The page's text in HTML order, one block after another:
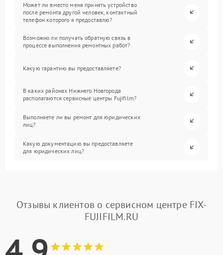
Может ли вместо меня принять устройство
после ремонта другой человек, контактный
телефон которого я предоставлю?
Возможно ли получать обратную связь в
процессе выполнения ремонтных работ?
Какую гарантию вы предоставляете?
В каких районах Нижнего Новгорода
располагаются сервисные центры Fujifilm?
Выполняете ли вы ремонт для юридических
лиц?
Какую документацию вы предоставляете
для юридических лиц?
Отзывы клиентов о сервисном центре FIX-
FUJIFILM.RU